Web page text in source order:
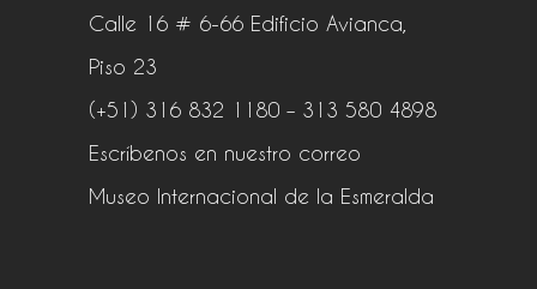
Calle 16 # 6-66 Edificio Avianca,
Piso 23
(+51) 316 832 1180 – 313 580 4898
Escríbenos en nuestro correo
Museo Internacional de la Esmeralda